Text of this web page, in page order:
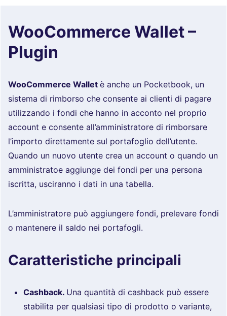
WooCommerce Wallet –
Plugin
WooCommerce Wallet è anche un Pocketbook, un
sistema di rimborso che consente ai clienti di pagare
utilizzando i fondi che hanno in acconto nel proprio
account e consente all’amministratore di rimborsare
l’importo direttamente sul portafoglio dell’utente.
Quando un nuovo utente crea un account o quando un
amministratoe aggiunge dei fondi per una persona
iscritta, usciranno i dati in una tabella.
L’amministratore può aggiungere fondi, prelevare fondi
o mantenere il saldo nei portafogli.
Caratteristiche principali
Cashback. Una quantità di cashback può essere
stabilita per qualsiasi tipo di prodotto o variante,